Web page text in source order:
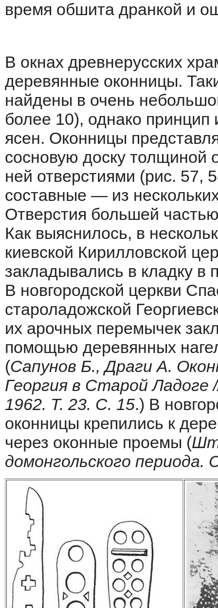
время обшита дранкой и
В окнах древнерусских
деревянные оконницы.
найдены в очень
более 10), однако принцип
ясен. Оконницы
сосновую доску толщиной
ней отверстиями (рис. 57,
составные — из
Отверстия большей
Как выяснилось, в
киевской Кирилловской
закладывались в кладку в
В новгородской церкви
староладожской
их арочных перемычек
помощью деревянных
(Сапунов Б., Драги А.
Георгия в Старой
1962. Т. 23. С. 15.) В
оконницы крепились к
через оконные проемы (
домонгольского периода.